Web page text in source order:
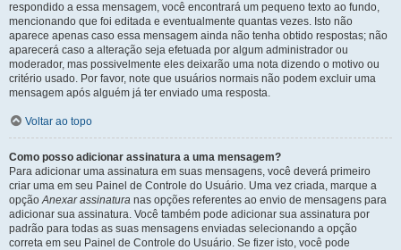
respondido a essa mensagem, você encontrará um pequeno texto ao fundo,
mencionando que foi editada e eventualmente quantas vezes. Isto não
aparece apenas caso essa mensagem ainda não tenha obtido respostas; não
aparecerá caso a alteração seja efetuada por algum administrador ou
moderador, mas possivelmente eles deixarão uma nota dizendo o motivo ou
critério usado. Por favor, note que usuários normais não podem excluir uma
mensagem após alguém já ter enviado uma resposta.
Voltar ao topo
Como posso adicionar assinatura a uma mensagem?
Para adicionar uma assinatura em suas mensagens, você deverá primeiro
criar uma em seu Painel de Controle do Usuário. Uma vez criada, marque a
opçãoAnexar assinatura nas opções referentes ao envio de mensagens para
adicionar sua assinatura. Você também pode adicionar sua assinatura por
padrão para todas as suas mensagens enviadas selecionando a opção
correta em seu Painel de Controle do Usuário. Se fizer isto, você pode